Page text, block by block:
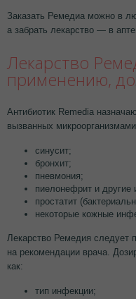
Заказать Ремедиа можно в
а забрать лекарство — в
Лекарство
применению,
Антибиотик Remedia
вызванных
синусит;
бронхит;
пневмония;
пиелонефрит и
простатит
некоторые кожные
Лекарство Ремедия следует
на рекомендации врача.
как:
тип инфекции;